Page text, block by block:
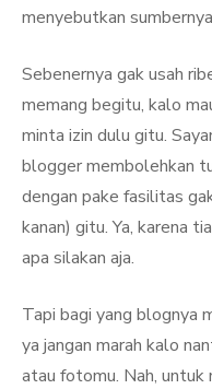
menyebutkan
Sebenernya gak usah
memang begitu, kalo
minta izin dulu gitu.
blogger membolehkan
dengan pake fasilitas
kanan) gitu. Ya, karena
apa silakan aja.
Tapi bagi yang blognya
ya jangan marah kalo
atau fotomu. Nah, untuk